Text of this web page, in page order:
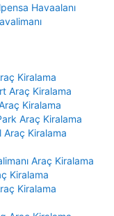
Havaalanı
Kiralama
Araç Kiralama
Kiralama
Araç Kiralama
Araç Kiralama
Araç Kiralama
Kiralama
Kiralama